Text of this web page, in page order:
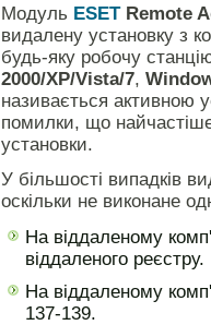
Модуль ESETRemote
видалену установку з
будь-яку робочу
2000/XP/Vista/7,
називається активною
помилки, що
установки.
У більшості випадків
оскільки не виконане
На віддаленому
віддаленого реєстру.
На віддаленому
137-139.